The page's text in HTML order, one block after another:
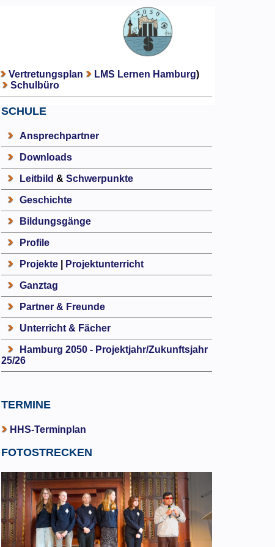
Vertretungsplan LMS Lernen Hamburg)
Schulbüro
SCHULE
Ansprechpartner
Downloads
Leitbild & Schwerpunkte
Geschichte
Bildungsgänge
Profile
Projekte| Projektunterricht
Ganztag
Partner & Freunde
Unterricht & Fächer
Hamburg 2050 - Projektjahr/Zukunftsjahr
25/26
TERMINE
HHS-Terminplan
FOTOSTRECKEN